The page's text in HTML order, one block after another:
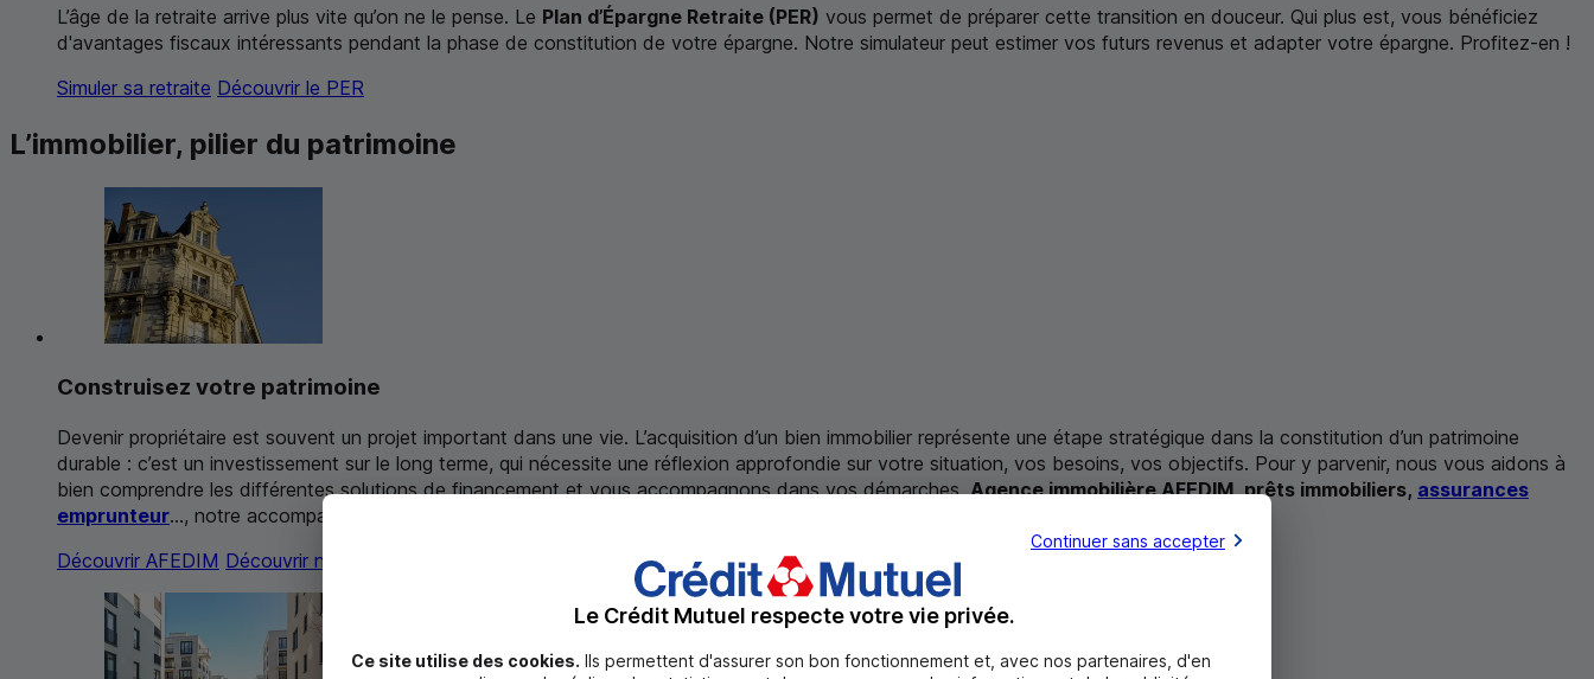
L’âge de la retraite arrive plus vite qu’on ne le pense. Le Plan d’Épargne Retraite (PER) vous permet de préparer cette transition en douceur. Qui plus est, vous bénéficiez
d'avantages fiscaux intéressants pendant la phase de constitution de votre épargne. Notre simulateur peut estimer vos futurs revenus et adapter votre épargne. Profitez-en !
Simuler sa retraite Découvrir le PER
L’immobilier, pilier du patrimoine
Construisez votre patrimoine
Devenir propriétaire est souvent un projet important dans une vie. L’acquisition d’un bien immobilier représente une étape stratégique dans la constitution d’un patrimoine
durable : c’est un investissement sur le long terme, qui nécessite une réflexion approfondie sur votre situation, vos besoins, vos objectifs. Pour y parvenir, nous vous aidons à
bien comprendre les différentes solutions de financement et vous accompagnons dans vos démarches.Agence immobilière AFEDIM,prêts immobiliers, assurances
emprunteur..., notre accompagnement est complet.
Découvrir AFEDIM Découvrir notre prêt immobilier
Continuer sans accepter
Le Crédit Mutuel respecte votre vie privée.
Ce site utilise des cookies. Ils permettent d'assurer son bon fonctionnement et, avec nos partenaires, d'en